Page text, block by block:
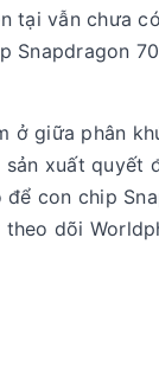
tại vẫn chưa
Snapdragon
ở giữa phân
xuất
con chip
dõi